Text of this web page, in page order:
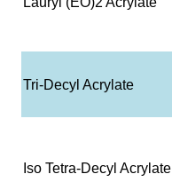
Tri-Decyl Acrylate
Iso Tetra-Decyl Acrylate